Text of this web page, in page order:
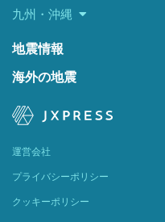
九州・沖縄
地震情報
海外の地震
運営会社
プライバシーポリシー
クッキーポリシー